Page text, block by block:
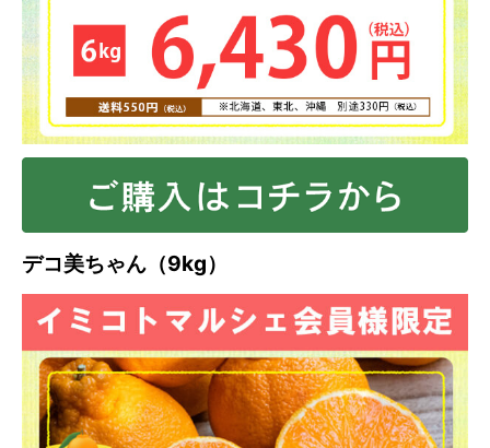
デコ美ちゃん（9kg）